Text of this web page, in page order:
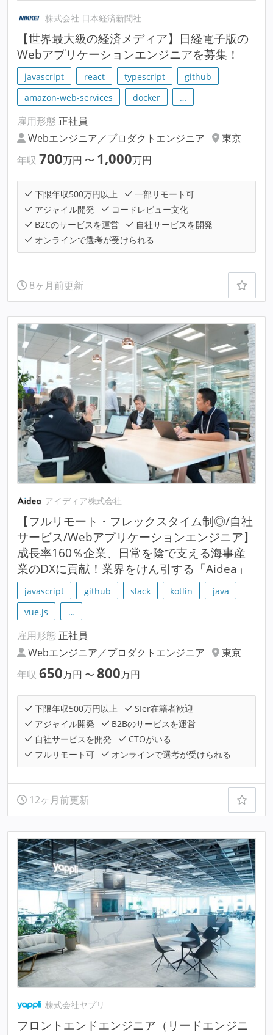
株式会社 日本経済新聞社
【世界最大級の経済メディア】日経電子版の
Webアプリケーションエンジニアを募集！
javascript react typescript
github
amazon-web-services
docker …
雇用形態 正社員
Webエンジニア／プロダクトエンジニア
東京
年収 700万円 〜 1,000万円
下限年収500万円以上
一部リモート可
アジャイル開発
コードレビュー文化
B2Cのサービスを運営
自社サービスを開発
オンラインで選考が受けられる
8ヶ月前更新
アイディア株式会社
【フルリモート・フレックスタイム制◎/自社
サービス/Webアプリケーションエンジニア】
成長率160％企業、日常を陰で支える海事産
業のDXに貢献！業界をけん引する「Aidea」
javascript github slack kotlin
java
vue.js
…
雇用形態 正社員
Webエンジニア／プロダクトエンジニア
東京
年収 650万円 〜 800万円
下限年収500万円以上
SIer在籍者歓迎
アジャイル開発
B2Bのサービスを運営
自社サービスを開発
CTOがいる
フルリモート可
オンラインで選考が受けられる
12ヶ月前更新
株式会社ヤプリ
フロントエンドエンジニア（リードエンジニ